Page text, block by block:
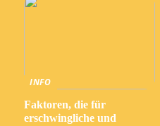
INFO
Faktoren, die für
erschwingliche und